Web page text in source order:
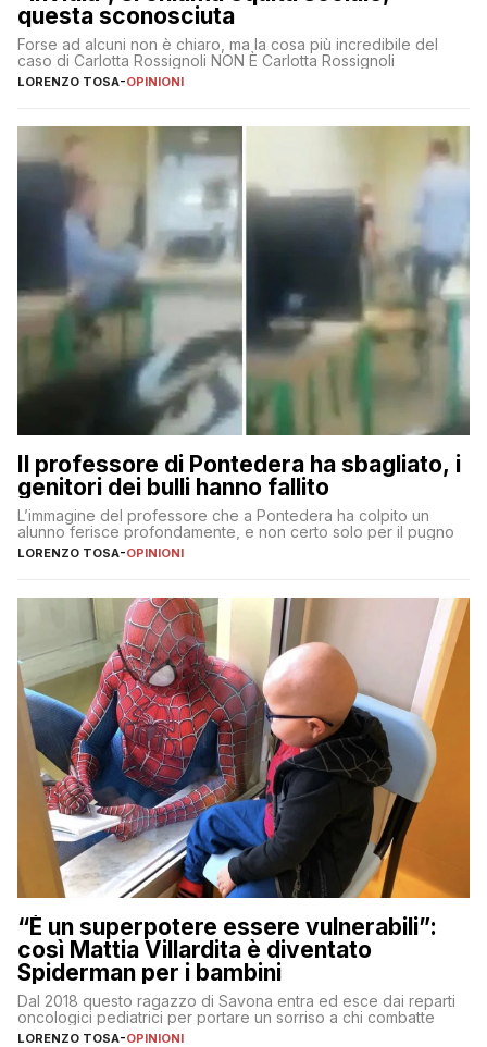
questa sconosciuta
Forse ad alcuni non è chiaro, ma la cosa più incredibile del
caso di Carlotta Rossignoli NON È Carlotta Rossignoli
LORENZO TOSA-OPINIONI
Il professore di Pontedera ha sbagliato, i
genitori dei bulli hanno fallito
L’immagine del professore che a Pontedera ha colpito un
alunno ferisce profondamente, e non certo solo per il pugno
LORENZO TOSA-OPINIONI
“È un superpotere essere vulnerabili”:
così Mattia Villardita è diventato
Spiderman per i bambini
Dal 2018 questo ragazzo di Savona entra ed esce dai reparti
oncologici pediatrici per portare un sorriso a chi combatte
LORENZO TOSA-OPINIONI